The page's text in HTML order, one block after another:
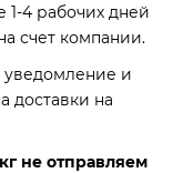
1-4 рабочих дней
счет компании.
уведомление и
доставки на
не отправляем